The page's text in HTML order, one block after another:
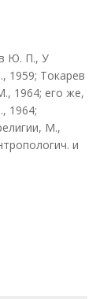
Ю. П., У
1959; Токарев
1964; его же,
1964;
М.,
и